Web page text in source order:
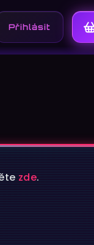
Přihlášení
zde.